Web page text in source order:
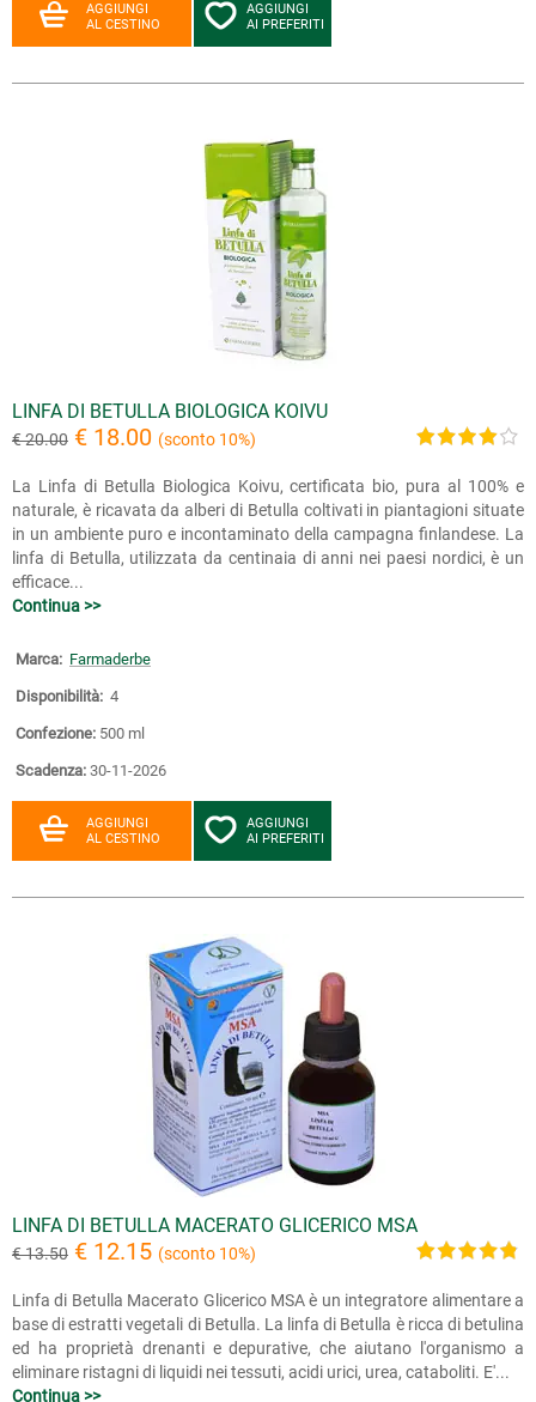
AGGIUNGI
AL CESTINO
AGGIUNGI
AI PREFERITI
LINFA DI BETULLA BIOLOGICA KOIVU
€ 20.00 € 18.00 (sconto 10%)
La Linfa di Betulla Biologica Koivu, certificata bio, pura al 100% e
naturale, è ricavata da alberi di Betulla coltivati in piantagioni situate
in un ambiente puro e incontaminato della campagna finlandese. La
linfa di Betulla, utilizzata da centinaia di anni nei paesi nordici, è un
efficace...
Continua >>
Marca: Farmaderbe
Disponibilità: 4
Confezione: 500 ml
Scadenza: 30-11-2026
AGGIUNGI
AL CESTINO
AGGIUNGI
AI PREFERITI
LINFA DI BETULLA MACERATO GLICERICO MSA
€ 13.50 € 12.15 (sconto 10%)
Linfa di Betulla Macerato Glicerico MSA è un integratore alimentare a
base di estratti vegetali di Betulla. La linfa di Betulla è ricca di betulina
ed ha proprietà drenanti e depurative, che aiutano l'organismo a
eliminare ristagni di liquidi nei tessuti, acidi urici, urea, cataboliti. E'...
Continua >>